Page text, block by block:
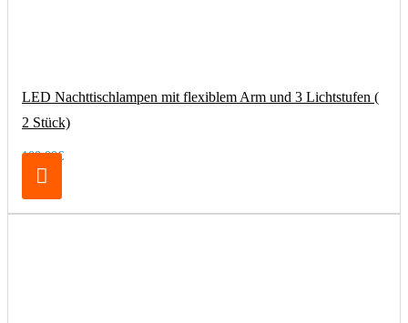
LED Nachttischlampen mit flexiblem Arm und 3 Lichtstufen (
2 Stück)
100,00€